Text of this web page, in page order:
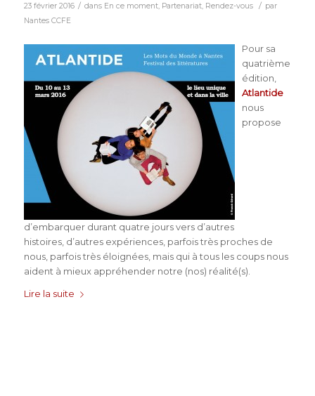
23 février 2016 / dans En ce moment, Partenariat, Rendez-vous / par
Nantes CCFE
Pour sa
quatrième
édition,
Atlantide
nous
propose
d’embarquer durant quatre jours vers d’autres
histoires, d’autres expériences, parfois très proches de
nous, parfois très éloignées, mais qui à tous les coups nous
aident à mieux appréhender notre (nos) réalité(s).
Lire la suite